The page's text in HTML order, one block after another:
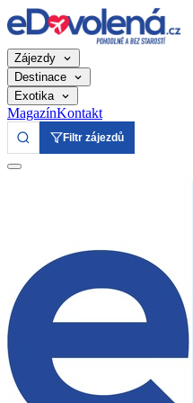
Zájezdy
Destinace
Exotika
MagazínKontakt
Filtr zájezdů